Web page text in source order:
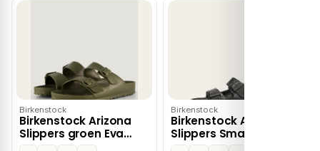
Birkenstock
Birkenstock Arizona
Slippers groen Eva
Small
Birkenstock
Birkenstock Arizona
Slippers Smal Zwart
Rubber